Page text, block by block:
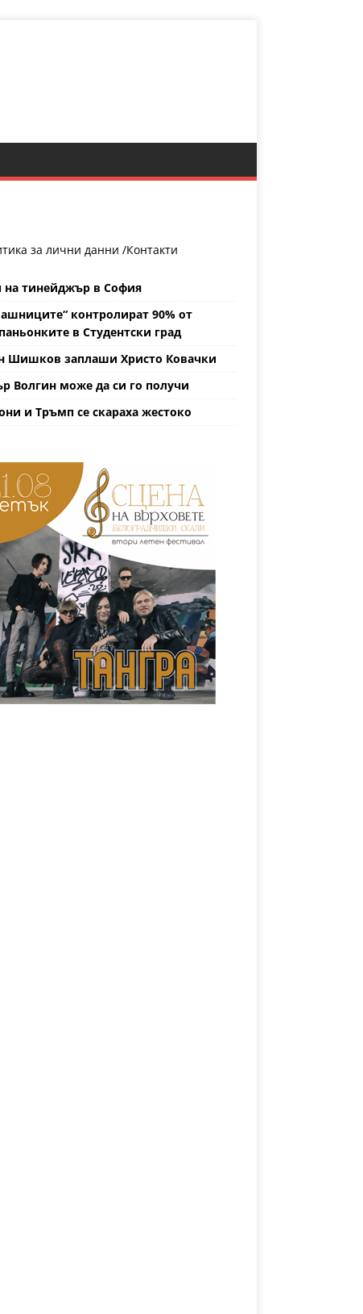
за лични данни /Контакти
на тинейджър в София
контролират 90% от
в Студентски град
Шишков заплаши Христо Ковачки
Волгин може да си го получи
и Тръмп се скараха жестоко